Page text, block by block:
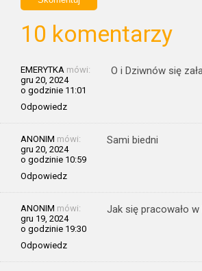
10 komentarzy
EMERYTKA mówi:
gru 20, 2024
o godzinie 11:01
Odpowiedz
O i Dziwnów się
ANONIM mówi:
gru 20, 2024
o godzinie 10:59
Odpowiedz
Sami biedni
ANONIM mówi:
gru 19, 2024
o godzinie 19:30
Odpowiedz
Jak się pracowało